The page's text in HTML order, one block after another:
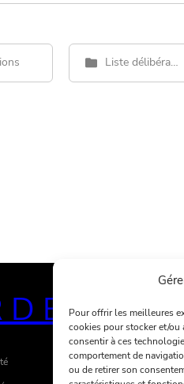
Pour offrir les meilleures
cookies pour stocker et/ou
consentir à ces
comportement de
ou de retirer son
Liste délibérations